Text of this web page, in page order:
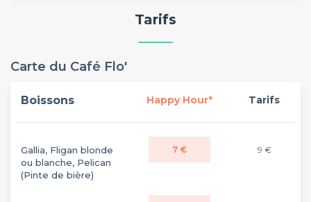
Tarifs
Carte du Café Flo'
Boissons Happy Hour* Tarifs
Gallia, Fligan blonde
ou blanche, Pelican
(Pinte de bière)
7 € 9 €